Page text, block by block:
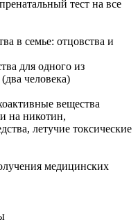
тест на все
в семье: отцовства и
для одного из
человека)
вещества
на никотин,
летучие токсические
медицинских